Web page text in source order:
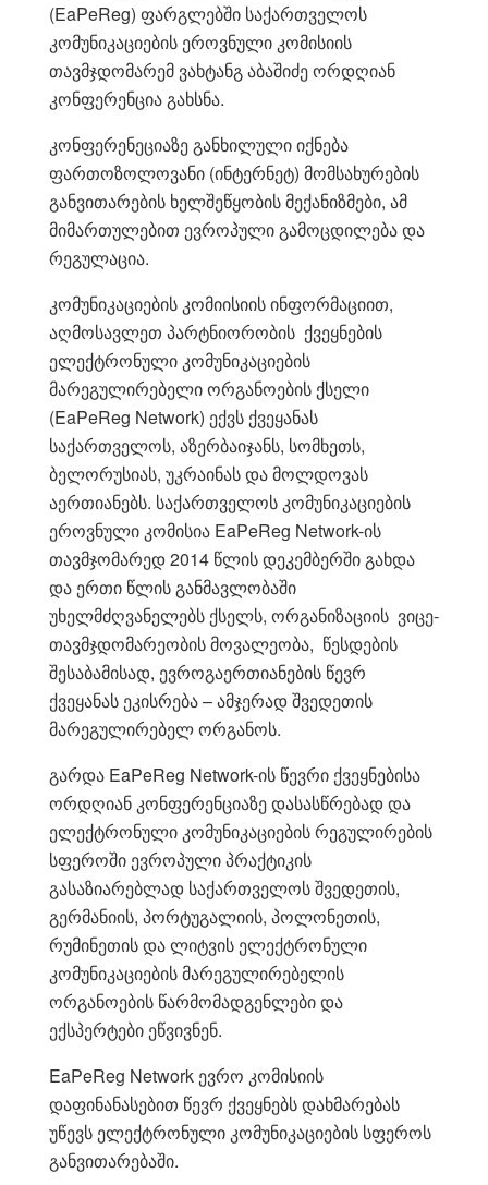
(EaPeReg) ფარგლებში საქართველოს
კომუნიკაციების ეროვნული კომისიის
თავმჯდომარემ ვახტანგ აბაშიძე ორდღიან
კონფერენცია გახსნა.
კონფერენეციაზე განხილული იქნება
ფართოზოლოვანი (ინტერნეტ) მომსახურების
განვითარების ხელშეწყობის მექანიზმები, ამ
მიმართულებით ევროპული გამოცდილება და
რეგულაცია.
კომუნიკაციების კომიისიის ინფორმაციით,
აღმოსავლეთ პარტნიორობის ქვეყნების
ელექტრონული კომუნიკაციების
მარეგულირებელი ორგანოების ქსელი
(EaPeReg Network) ექვს ქვეყანას
საქართველოს, აზერბაიჯანს, სომხეთს,
ბელორუსიას, უკრაინას და მოლდოვას
აერთიანებს. საქართველოს კომუნიკაციების
ეროვნული კომისია EaPeReg Network-ის
თავმჯომარედ 2014 წლის დეკემბერში გახდა
და ერთი წლის განმავლობაში
უხელმძღვანელებს ქსელს, ორგანიზაციის ვიცე-
თავმჯდომარეობის მოვალეობა, წესდების
შესაბამისად, ევროგაერთიანების წევრ
ქვეყანას ეკისრება – ამჯერად შვედეთის
მარეგულირებელ ორგანოს.
გარდა EaPeReg Network-ის წევრი ქვეყნებისა
ორდღიან კონფერენციაზე დასასწრებად და
ელექტრონული კომუნიკაციების რეგულირების
სფეროში ევროპული პრაქტიკის
გასაზიარებლად საქართველოს შვედეთის,
გერმანიის, პორტუგალიის, პოლონეთის,
რუმინეთის და ლიტვის ელექტრონული
კომუნიკაციების მარეგულირებელის
ორგანოების წარმომადგენლები და
ექსპერტები ეწვივნენ.
EaPeReg Network ევრო კომისიის
დაფინანასებით წევრ ქვეყნებს დახმარებას
უწევს ელექტრონული კომუნიკაციების სფეროს
განვითარებაში.